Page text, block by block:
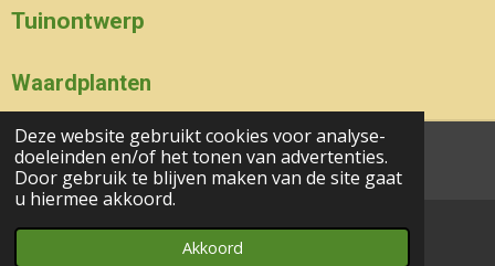
Deze website gebruikt cookies voor analyse-
doeleinden en/of het tonen van advertenties.
Door gebruik te blijven maken van de site gaat
u hiermee akkoord.
Akkoord
Tuinontwerp
Waardplanten
aa© 2017 - 2024 wesgeco
E-mailadres